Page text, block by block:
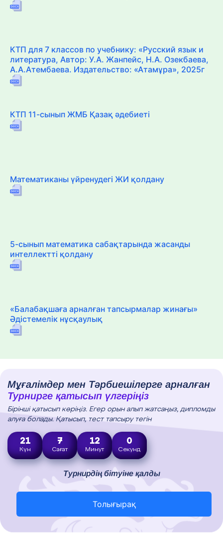
КТП для 7 классов по учебнику: «Русский язык и
литература, Автор: У.А. Жанпейс, Н.А. Озекбаева,
А.А.Атембаева. Издательство: «Атамұра», 2025г
КТП 11-сынып ЖМБ Қазақ әдебиеті
Математиканы үйренудегі ЖИ қолдану
5-сынып математика сабақтарында жасанды
интеллектті қолдану
«Балабақшаға арналған тапсырмалар жинағы»
Әдістемелік нұсқаулық
Мұғалімдер мен Тәрбиешілерге арналған
Турнирге қатысып үлгеріңіз
Бірінші қатысып көріңіз. Егер орын алып жатсаңыз, дипломды
алуға болады. Қатысып, тест тапсыру тегін
21
Күн
7
Сағат
11
Минут
58
Секунд
Турнирдің бітуіне қалды
Толығырақ